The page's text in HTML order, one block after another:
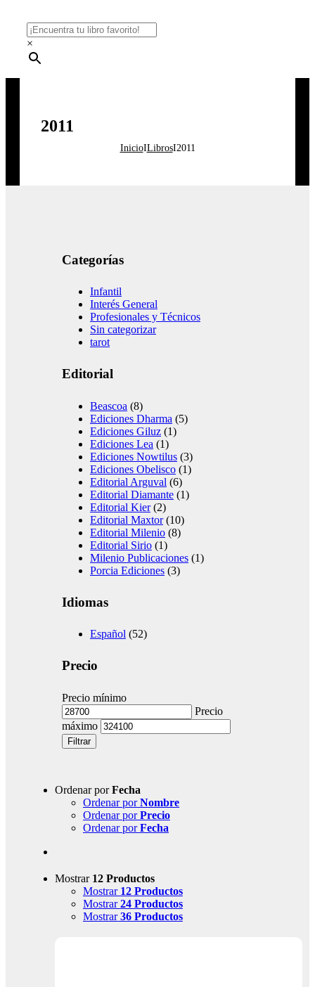
×
2011
InicioILibrosI2011
Categorías
Infantil
Interés General
Profesionales y Técnicos
Sin categorizar
tarot
Editorial
Beascoa (8)
Ediciones Dharma (5)
Ediciones Giluz (1)
Ediciones Lea (1)
Ediciones Nowtilus (3)
Ediciones Obelisco (1)
Editorial Arguval (6)
Editorial Diamante (1)
Editorial Kier (2)
Editorial Maxtor (10)
Editorial Milenio (8)
Editorial Sirio (1)
Milenio Publicaciones (1)
Porcia Ediciones (3)
Idiomas
Español (52)
Precio
Precio mínimo
Precio
máximo
Filtrar
Ordenar porFecha
Ordenar porNombre
Ordenar porPrecio
Ordenar porFecha
Mostrar 12 Productos
Mostrar 12 Productos
Mostrar24 Productos
Mostrar36 Productos